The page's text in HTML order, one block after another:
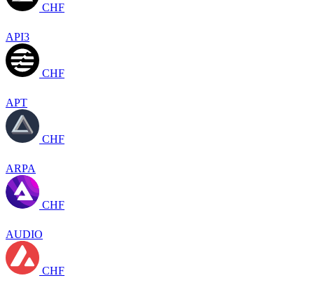
CHF
API3
CHF
APT
CHF
ARPA
CHF
AUDIO
CHF